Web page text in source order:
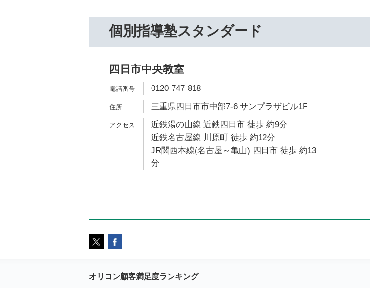
個別指導塾スタンダード
四日市中央教室
0120-747-818
三重県四日市市中部7-6 サンプラザビル1F
近鉄湯の山線 近鉄四日市 徒歩 約9分
近鉄名古屋線 川原町 徒歩 約12分
JR関西本線(名古屋～亀山) 四日市 徒歩 約13
分
オリコン顧客満足度ランキング